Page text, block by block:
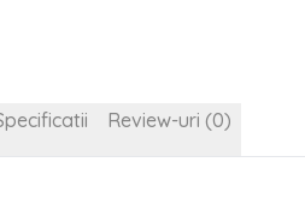
Review-uri (0)